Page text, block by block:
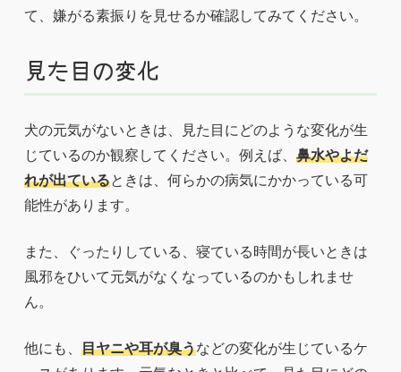
て、嫌がる素振りを見せるか確認してみてください。
見た目の変化
犬の元気がないときは、見た目にどのような変化が生
じているのか観察してください。例えば、 鼻水やよだ
れが出ているときは、何らかの病気にかかっている可
能性があります。
また、ぐったりしている、寝ている時間が長いときは
風邪をひいて元気がなくなっているのかもしれませ
ん。
他にも、 目ヤニや耳が臭うなどの変化が生じているケ